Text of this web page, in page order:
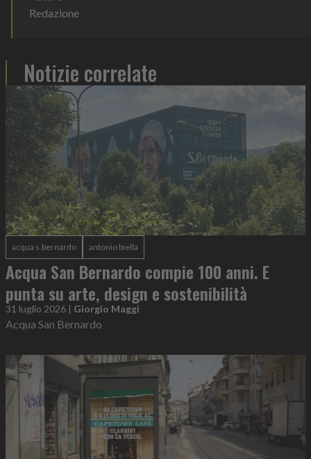
Redazione
Notizie correlate
acqua s.bernardo antonio biella
Acqua San Bernardo compie 100 anni. E
punta su arte, design e sostenibilità
31 luglio 2026 | Giorgio Maggi
Acqua San Bernardo